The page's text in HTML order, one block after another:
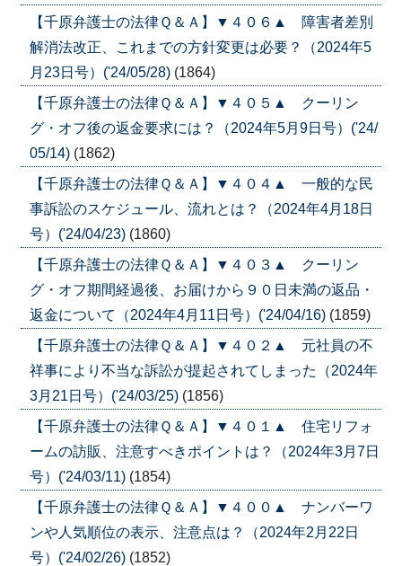
【千原弁護士の法律Ｑ＆Ａ】▼４０６▲ 障害者差別
解消法改正、これまでの方針変更は必要？（2024年5
月23日号）('24/05/28) (1864)
【千原弁護士の法律Ｑ＆Ａ】▼４０５▲ クーリン
グ・オフ後の返金要求には？（2024年5月9日号）('24/
05/14) (1862)
【千原弁護士の法律Ｑ＆Ａ】▼４０４▲ 一般的な民
事訴訟のスケジュール、流れとは？（2024年4月18日
号）('24/04/23) (1860)
【千原弁護士の法律Ｑ＆Ａ】▼４０３▲ クーリン
グ・オフ期間経過後、お届けから９０日未満の返品・
返金について（2024年4月11日号）('24/04/16) (1859)
【千原弁護士の法律Ｑ＆Ａ】▼４０２▲ 元社員の不
祥事により不当な訴訟が提起されてしまった（2024年
3月21日号）('24/03/25) (1856)
【千原弁護士の法律Ｑ＆Ａ】▼４０１▲ 住宅リフォ
ームの訪販、注意すべきポイントは？（2024年3月7日
号）('24/03/11) (1854)
【千原弁護士の法律Ｑ＆Ａ】▼４００▲ ナンバーワ
ンや人気順位の表示、注意点は？（2024年2月22日
号）('24/02/26) (1852)